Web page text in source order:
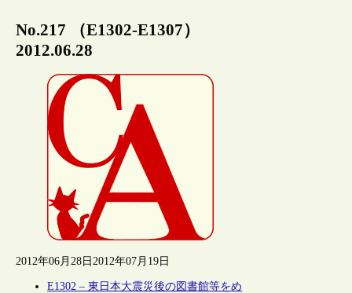
No.217 （E1302-E1307）
2012.06.28
2012年06月28日 2012年07月19日
E1302 – 東日本大震災後の図書館等をめ